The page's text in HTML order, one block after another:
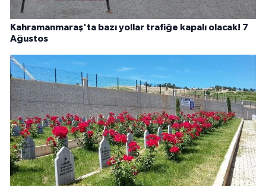
Kahramanmaraş'ta bazı yollar trafiğe kapalı olacak! 7
Ağustos